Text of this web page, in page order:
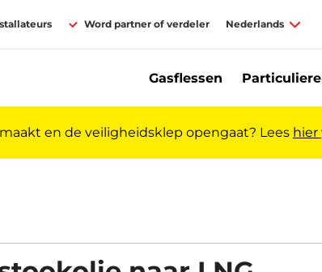
Word partner of verdeler Nederlands
Gasflessen
en de veiligheidsklep opengaat? Lees hier